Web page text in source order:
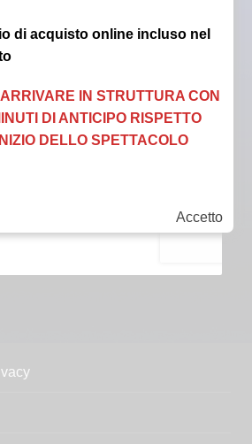
Accetto
di acquisto online incluso nel
IN STRUTTURA CON
DI ANTICIPO RISPETTO
DELLO SPETTACOLO